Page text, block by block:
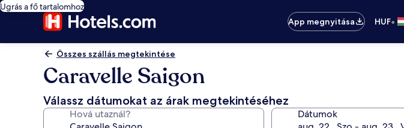
Ugrás a fő tartalomhoz
App megnyitása
HUF•
Összes szállás megtekintése
Caravelle Saigon
Válassz dátumokat az árak megtekintéséhez
Hová utaznál? Dátumok